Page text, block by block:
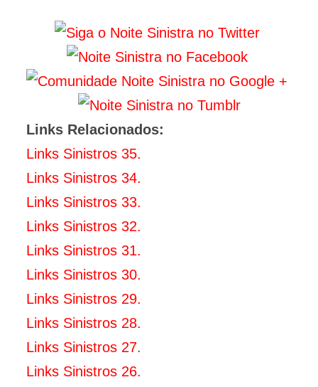
Links Relacionados:
Links Sinistros 35.
Links Sinistros 34.
Links Sinistros 33.
Links Sinistros 32.
Links Sinistros 31.
Links Sinistros 30.
Links Sinistros 29.
Links Sinistros 28.
Links Sinistros 27.
Links Sinistros 26.